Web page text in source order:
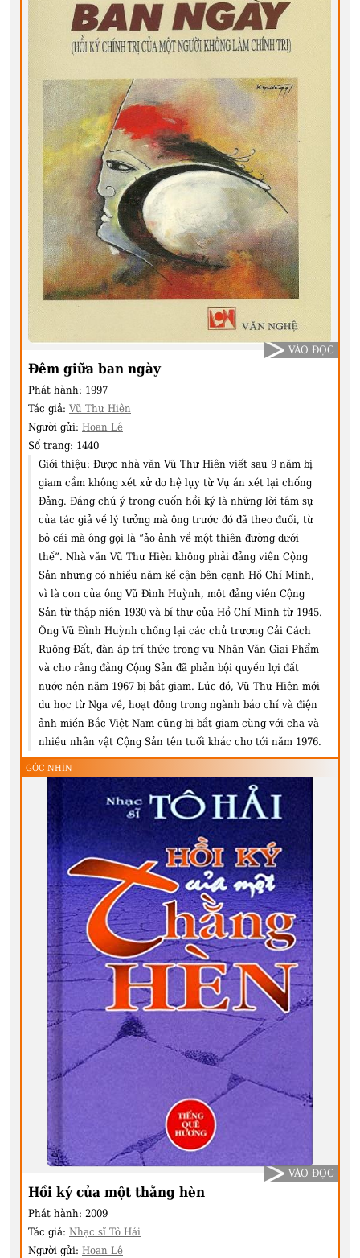
Đêm giữa ban ngày
Phát hành: 1997
Tác giả: Vũ Thư Hiên
Người gửi: Hoan Lê
Số trang: 1440
Giới thiệu: Được nhà văn Vũ Thư Hiên viết sau 9 năm bị
giam cầm không xét xử do hệ lụy từ Vụ án xét lại chống
Đảng. Đáng chú ý trong cuốn hồi ký là những lời tâm sự
của tác giả về lý tưởng mà ông trước đó đã theo đuổi, từ
bỏ cái mà ông gọi là “ảo ảnh về một thiên đường dưới
thế”. Nhà văn Vũ Thư Hiên không phải đảng viên Cộng
Sản nhưng có nhiều năm kề cận bên cạnh Hồ Chí Minh,
vì là con của ông Vũ Đình Huỳnh, một đảng viên Cộng
Sản từ thập niên 1930 và bí thư của Hồ Chí Minh từ 1945.
Ông Vũ Đình Huỳnh chống lại các chủ trương Cải Cách
Ruộng Đất, đàn áp trí thức trong vụ Nhân Văn Giai Phẩm
và cho rằng đảng Cộng Sản đã phản bội quyền lợi đất
nước nên năm 1967 bị bắt giam. Lúc đó, Vũ Thư Hiên mới
du học từ Nga về, hoạt động trong ngành báo chí và điện
ảnh miền Bắc Việt Nam cũng bị bắt giam cùng với cha và
nhiều nhân vật Cộng Sản tên tuổi khác cho tới năm 1976.
VÀO ĐỌC
GÓC NHÌN
Hồi ký của một thằng hèn
Phát hành: 2009
Tác giả: Nhạc sĩ Tô Hải
Người gửi: Hoan Lê
VÀO ĐỌC